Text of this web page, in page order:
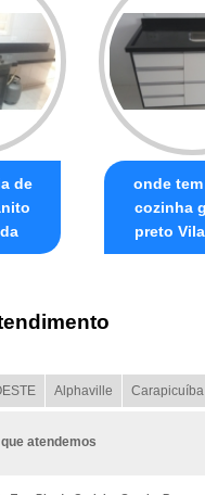
de
onde
cozinha
preto
Alphaville Carapicuíba
atendemos